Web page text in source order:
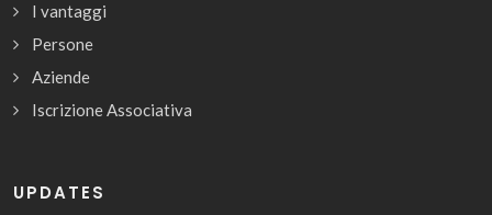
I vantaggi
Persone
Aziende
Iscrizione Associativa
UPDATES